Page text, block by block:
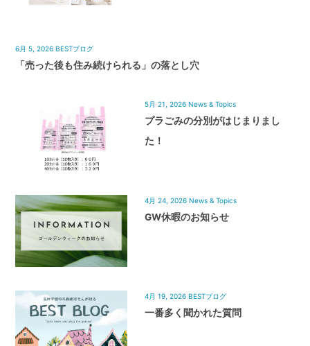
6月 5, 2026 BESTブログ
「売った後も住み続けられる」の落とし穴
5月 21, 2026 News & Topics
プラごみの分別がはじまりまし
た！
4月 24, 2026 News & Topics
GW休暇のお知らせ
4月 19, 2026 BESTブログ
一番多く聞かれた質問